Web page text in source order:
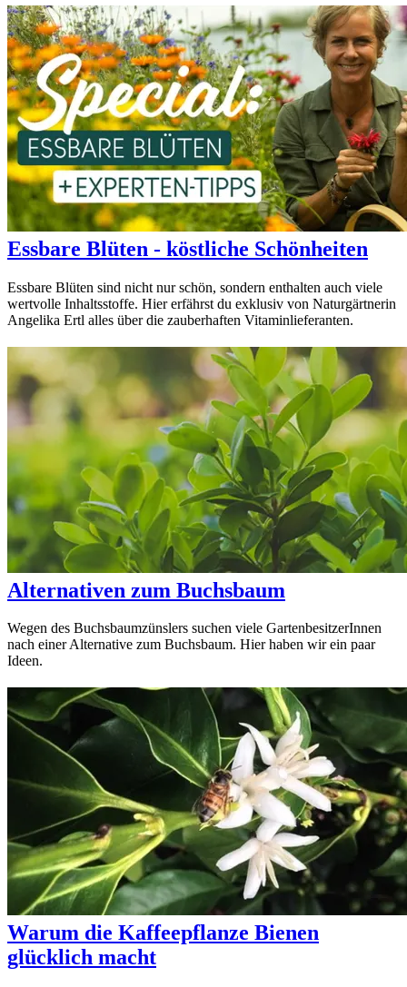
Essbare Blüten - köstliche Schönheiten
Essbare Blüten sind nicht nur schön, sondern enthalten auch viele
wertvolle Inhaltsstoffe. Hier erfährst du exklusiv von Naturgärtnerin
Angelika Ertl alles über die zauberhaften Vitaminlieferanten.
Alternativen zum Buchsbaum
Wegen des Buchsbaumzünslers suchen viele GartenbesitzerInnen
nach einer Alternative zum Buchsbaum. Hier haben wir ein paar
Ideen.
Warum die Kaffeepflanze Bienen
glücklich macht